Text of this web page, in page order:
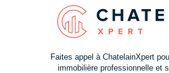
Faites appel à ChatelainXpert
immobilière professionnelle et